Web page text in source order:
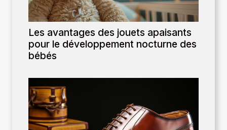
Les avantages des jouets apaisants
pour le développement nocturne des
bébés